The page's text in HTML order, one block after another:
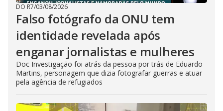
DO R7/03/08/2026
Falso fotógrafo da ONU tem
identidade revelada após
enganar jornalistas e mulheres
Doc Investigação foi atrás da pessoa por trás de Eduardo
Martins, personagem que dizia fotografar guerras e atuar
pela agência de refugiados